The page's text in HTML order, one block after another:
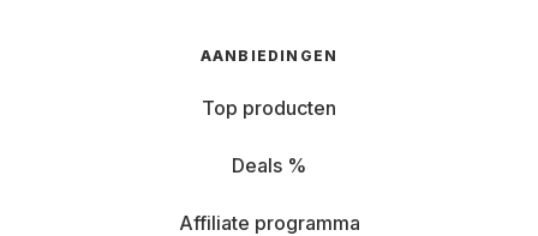
AANBIEDINGEN
Top producten
Deals %
Affiliate programma